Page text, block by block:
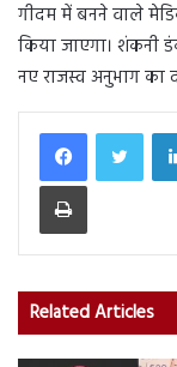
गीदम में बनने वाले
किया जाएगा। शंकनी
नए राजस्व अनुभाग का
Print
Related Articles